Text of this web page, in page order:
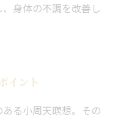
身体の不調を改善し
イント
る小周天瞑想。その